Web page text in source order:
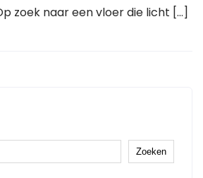
zoek naar een vloer die licht […]
Zoeken